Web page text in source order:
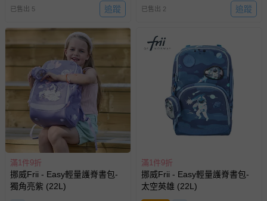
已售出 5 追蹤 已售出 2 追蹤
滿1件9折
挪威Frii - Easy輕量護脊書包-
獨角亮紫 (22L)
滿1件9折
挪威Frii - Easy輕量護脊書包-
太空英雄 (22L)